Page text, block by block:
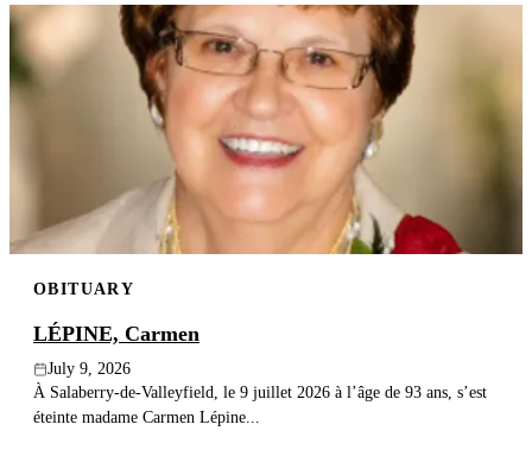
OBITUARY
LÉPINE, Carmen
July 9, 2026
À Salaberry-de-Valleyfield, le 9 juillet 2026 à l’âge de 93 ans, s’est
éteinte madame Carmen Lépine...